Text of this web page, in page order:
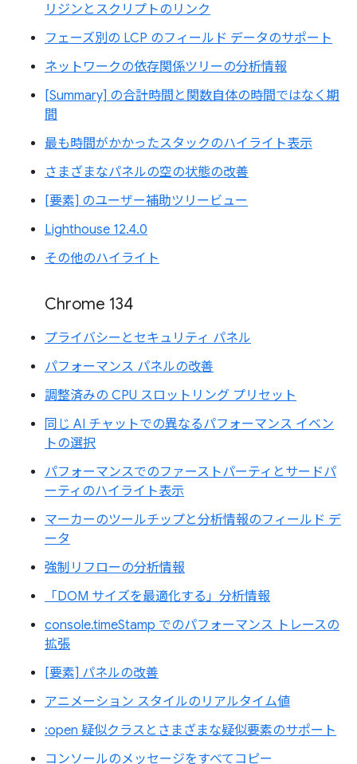
リジンとスクリプトのリンク
フェーズ別の LCP のフィールド データのサポート
ネットワークの依存関係ツリーの分析情報
[Summary] の合計時間と関数自体の時間ではなく期
間
最も時間がかかったスタックのハイライト表示
さまざまなパネルの空の状態の改善
[要素] のユーザー補助ツリービュー
Lighthouse 12.4.0
その他のハイライト
Chrome 134
プライバシーとセキュリティ パネル
パフォーマンス パネルの改善
調整済みの CPU スロットリング プリセット
同じ AI チャットでの異なるパフォーマンス イベン
トの選択
パフォーマンスでのファーストパーティとサードパ
ーティのハイライト表示
マーカーのツールチップと分析情報のフィールド デ
ータ
強制リフローの分析情報
「DOM サイズを最適化する」分析情報
console.timeStamp でのパフォーマンス トレースの
拡張
[要素] パネルの改善
アニメーション スタイルのリアルタイム値
:open 疑似クラスとさまざまな疑似要素のサポート
コンソールのメッセージをすべてコピー